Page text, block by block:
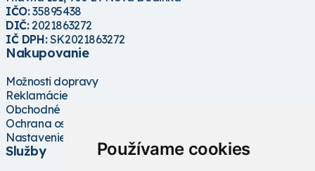
Používame cookies
IČO:35895438
DIČ:2021863272
IČ DPH:SK2021863272
Nakupovanie
Možnosti dopravy
Reklamácie
Obchodné podmienky
Ochrana osobných údajov
Nastavenie cookies
Služby